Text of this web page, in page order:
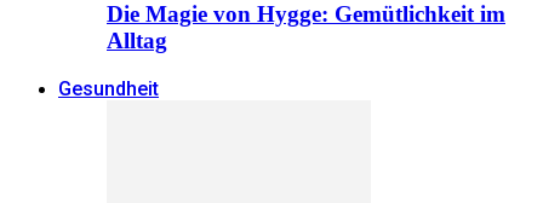
Die Magie von Hygge: Gemütlichkeit im
Alltag
Gesundheit